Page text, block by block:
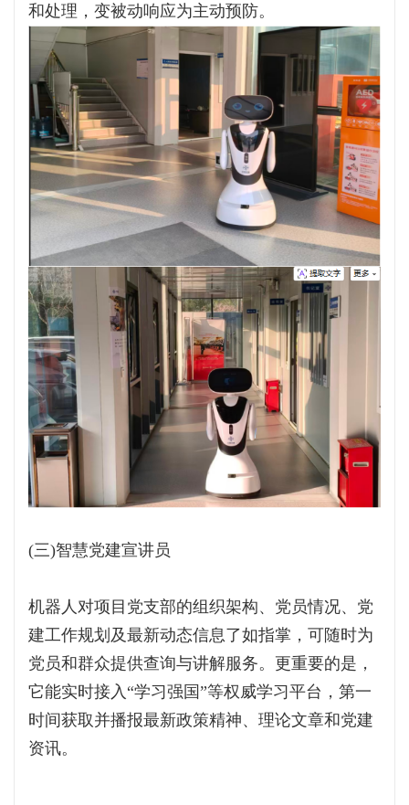
和处理，变被动响应为主动预防。
(三)智慧党建宣讲员
机器人对项目党支部的组织架构、党员情况、党
建工作规划及最新动态信息了如指掌，可随时为
党员和群众提供查询与讲解服务。更重要的是，
它能实时接入“学习强国”等权威学习平台，第一
时间获取并播报最新政策精神、理论文章和党建
资讯。